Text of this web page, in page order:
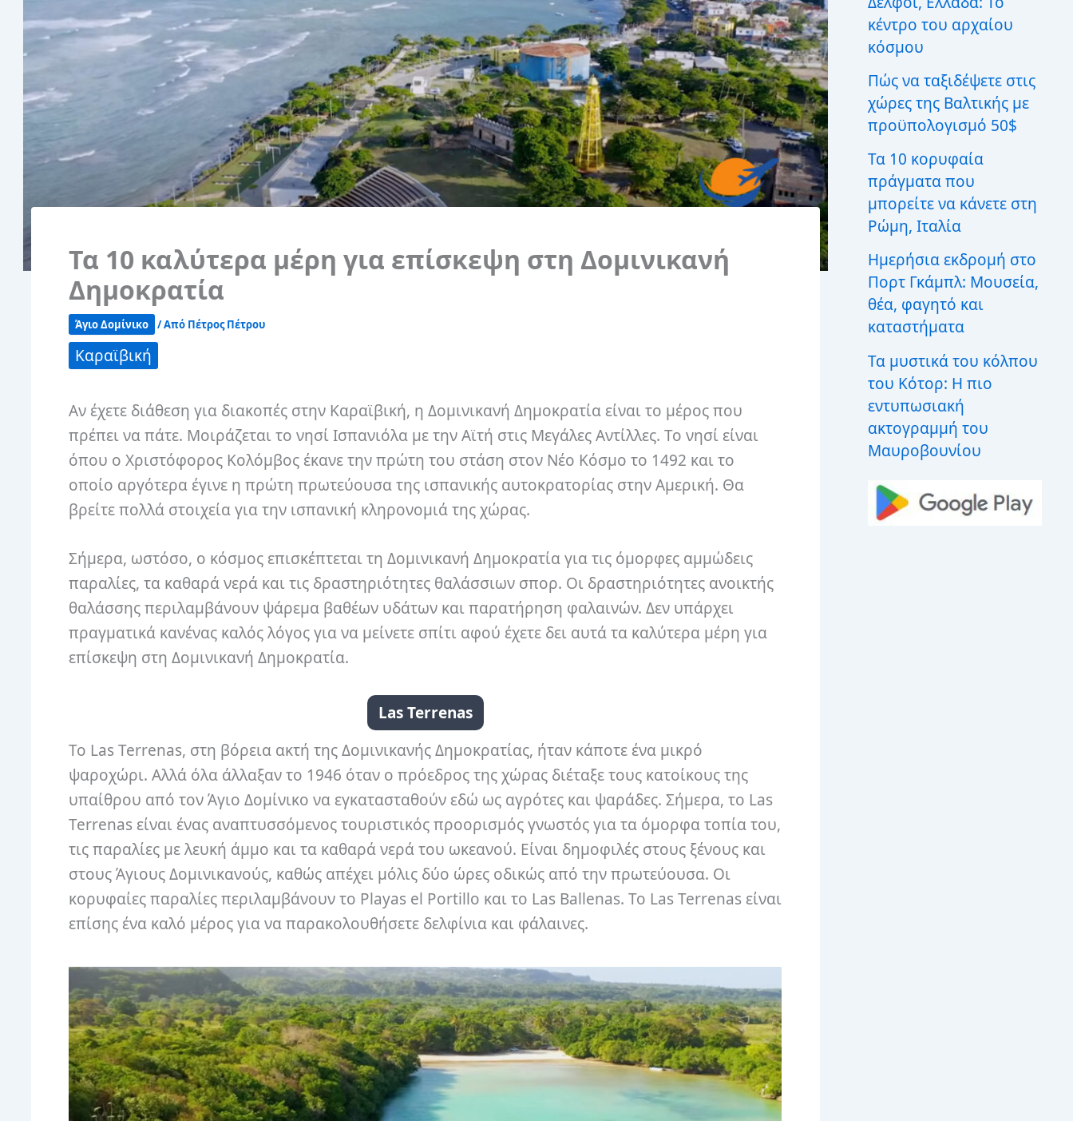
Τα 10 καλύτερα μέρη για επίσκεψη στη Δομινικανή
Δημοκρατία
Άγιο Δομίνικο / Από Πέτρος Πέτρου
Καραϊβική
Αν έχετε διάθεση για διακοπές στην Καραϊβική, η Δομινικανή Δημοκρατία είναι το μέρος που
πρέπει να πάτε. Μοιράζεται το νησί Ισπανιόλα με την Αϊτή στις Μεγάλες Αντίλλες. Το νησί είναι
όπου ο Χριστόφορος Κολόμβος έκανε την πρώτη του στάση στον Νέο Κόσμο το 1492 και το
οποίο αργότερα έγινε η πρώτη πρωτεύουσα της ισπανικής αυτοκρατορίας στην Αμερική. Θα
βρείτε πολλά στοιχεία για την ισπανική κληρονομιά της χώρας.
Σήμερα, ωστόσο, ο κόσμος επισκέπτεται τη Δομινικανή Δημοκρατία για τις όμορφες αμμώδεις
παραλίες, τα καθαρά νερά και τις δραστηριότητες θαλάσσιων σπορ. Οι δραστηριότητες ανοικτής
θαλάσσης περιλαμβάνουν ψάρεμα βαθέων υδάτων και παρατήρηση φαλαινών. Δεν υπάρχει
πραγματικά κανένας καλός λόγος για να μείνετε σπίτι αφού έχετε δει αυτά τα καλύτερα μέρη για
επίσκεψη στη Δομινικανή Δημοκρατία.
Las Terrenas
Το Las Terrenas, στη βόρεια ακτή της Δομινικανής Δημοκρατίας, ήταν κάποτε ένα μικρό
ψαροχώρι. Αλλά όλα άλλαξαν το 1946 όταν ο πρόεδρος της χώρας διέταξε τους κατοίκους της
υπαίθρου από τον Άγιο Δομίνικο να εγκατασταθούν εδώ ως αγρότες και ψαράδες. Σήμερα, το Las
Terrenas είναι ένας αναπτυσσόμενος τουριστικός προορισμός γνωστός για τα όμορφα τοπία του,
τις παραλίες με λευκή άμμο και τα καθαρά νερά του ωκεανού. Είναι δημοφιλές στους ξένους και
στους Άγιους Δομινικανούς, καθώς απέχει μόλις δύο ώρες οδικώς από την πρωτεύουσα. Οι
κορυφαίες παραλίες περιλαμβάνουν το Playas el Portillo και το Las Ballenas. Το Las Terrenas είναι
επίσης ένα καλό μέρος για να παρακολουθήσετε δελφίνια και φάλαινες.
ι
α
κέντρο του αρχαίου
κόσμου
Πώς να ταξιδέψετε στις
χώρες της Βαλτικής με
προϋπολογισμό 50$
Τα 10 κορυφαία
πράγματα που
μπορείτε να κάνετε στη
Ρώμη, Ιταλία
Ημερήσια εκδρομή στο
Πορτ Γκάμπλ: Μουσεία,
θέα, φαγητό και
καταστήματα
Τα μυστικά του κόλπου
του Κότορ: Η πιο
εντυπωσιακή
ακτογραμμή του
Μαυροβουνίου